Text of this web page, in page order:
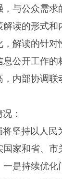
，与公众需求
读的形式和
，解读的针对
息公开工作的
，内部协调联
：
将坚持以人民
国家和省、市
是持续优化